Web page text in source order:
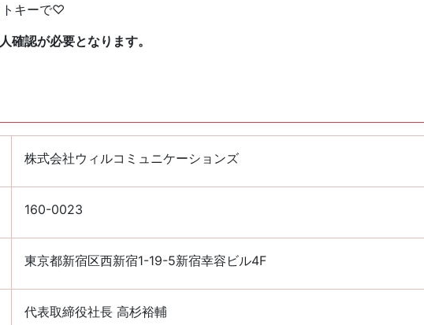
トキーで♡
確認が必要となります。
株式会社ウィルコミュニケーションズ
160-0023
東京都新宿区西新宿1-19-5新宿幸容ビル4F
代表取締役社長 高杉裕輔